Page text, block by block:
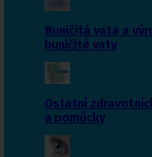
Buničitá vata a
buničité vaty
Ostatní
a pomůcky